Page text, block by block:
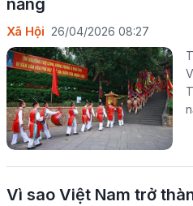
nắng
Xã Hội 26/04/2026 08:27
Vì sao Việt Nam trở